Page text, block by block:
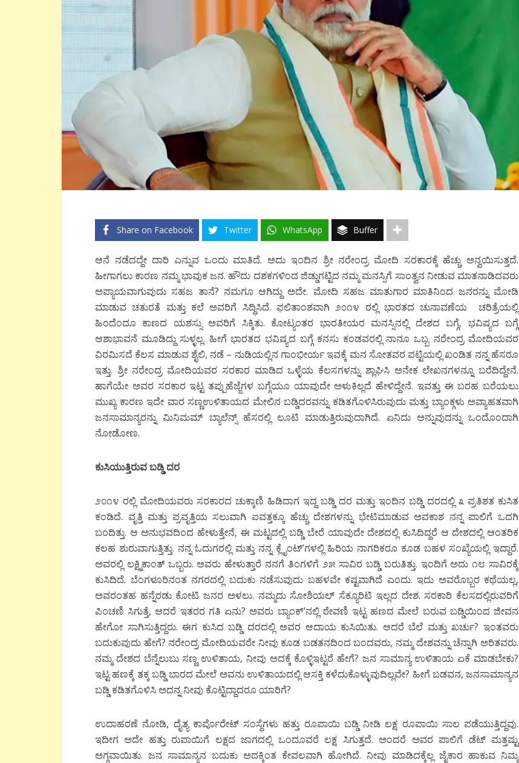
Share on Facebook Twitter WhatsApp Buffer
ಆನೆ ನಡೆದದ್ದೇ ದಾರಿ ಎನ್ನುವ ಒಂದು ಮಾತಿದೆ. ಅದು ಇಂದಿನ ಶ್ರೀ ನರೇಂದ್ರ ಮೋದಿ ಸರಕಾರಕ್ಕೆ ಹೆಚ್ಚು ಅನ್ವಯಿಸುತ್ತದೆ.
ಹೀಗಾಗಲು ಕಾರಣ ನಮ್ಮ ಭಾವುಕ ಜನ. ಹೌದು ದಶಕಗಳಿಂದ ಜಿಡ್ಡುಗಟ್ಟಿದ ನಮ್ಮ ಮನಸ್ಸಿಗೆ ಸಾಂತ್ವನ ನೀಡುವ ಮಾತನಾಡಿದವರು
ಅಪ್ಯಾಯವಾಗುವುದು ಸಹಜ ತಾನೆ? ನಮಗೂ ಆಗಿದ್ದು ಅದೇ. ಮೋದಿ ಸಹಜ ಮಾತುಗಾರ ಮಾತಿನಿಂದ ಜನರನ್ನು ಮೋಡಿ
ಮಾಡುವ ಚತುರತೆ ಮತ್ತು ಕಲೆ ಅವರಿಗೆ ಸಿದ್ಧಿಸಿದೆ. ಫಲಿತಾಂಶವಾಗಿ ೨೦೧೪ ರಲ್ಲಿ ಭಾರತದ ಚುನಾವಣೆಯ ಚರಿತ್ರೆಯಲ್ಲಿ
ಹಿಂದೆಂದೂ ಕಾಣದ ಯಶಸ್ಸು ಅವರಿಗೆ ಸಿಕ್ಕಿತು. ಕೋಟ್ಯಂತರ ಭಾರತೀಯರ ಮನಸ್ಸಿನಲ್ಲಿ ದೇಶದ ಬಗ್ಗೆ, ಭವಿಷ್ಯದ ಬಗ್ಗೆ
ಆಶಾಭಾವನೆ ಮೂಡಿದ್ದು ಸುಳ್ಳಲ್ಲ. ಹೀಗೆ ಭಾರತದ ಭವಿಷ್ಯದ ಬಗ್ಗೆ ಕನಸು ಕಂಡವರಲ್ಲಿ ನಾನೂ ಒಬ್ಬ. ನರೇಂದ್ರ ಮೋದಿಯವರ
ವಿರಮಿಸದೆ ಕೆಲಸ ಮಾಡುವ ಶೈಲಿ, ನಡೆ – ನುಡಿಯಲ್ಲಿನ ಗಾಂಭೀರ್ಯ ಇವಕ್ಕೆ ಮನ ಸೋತವರ ಪಟ್ಟಿಯಲ್ಲಿ ಖಂಡಿತ ನನ್ನ ಹೆಸರೂ
ಇತ್ತು. ಶ್ರೀ ನರೇಂದ್ರ ಮೋದಿಯವರ ಸರಕಾರ ಮಾಡಿದ ಒಳ್ಳೆಯ ಕೆಲಸಗಳನ್ನು ಶ್ಲಾಘಿಸಿ ಅನೇಕ ಲೇಖನಗಳನ್ನೂ ಬರೆದಿದ್ದೇನೆ.
ಹಾಗೆಯೇ ಅವರ ಸರಕಾರ ಇಟ್ಟ ತಪ್ಪುಹೆಜ್ಜೆಗಳ ಬಗ್ಗೆಯೂ ಯಾವುದೇ ಅಳುಕಿಲ್ಲದೆ ಹೇಳಿದ್ದೇನೆ. ಇವತ್ತು ಈ ಬರಹ ಬರೆಯಲು
ಮುಖ್ಯ ಕಾರಣ ಇದೇ ವಾರ ಸಣ್ಣಉಳಿತಾಯದ ಮೇಲಿನ ಬಡ್ಡಿದರವನ್ನು ಕಡಿತಗೊಳಿಸಿರುವುದು ಮತ್ತು ಬ್ಯಾಂಕ್ಗಳು ಅವ್ಯಾಹತವಾಗಿ
ಜನಸಾಮಾನ್ಯರನ್ನು ಮಿನಿಮಮ್ ಬ್ಯಾಲೆನ್ಸ್ ಹೆಸರಲ್ಲಿ ಲೂಟಿ ಮಾಡುತ್ತಿರುವುದಾಗಿದೆ. ಏನಿದು ಅನ್ನುವುದನ್ನು ಒಂದೊಂದಾಗಿ
ನೋಡೋಣ.
ಕುಸಿಯುತ್ತಿರುವ ಬಡ್ಡಿ ದರ
೨೦೧೪ ರಲ್ಲಿ ಮೋದಿಯವರು ಸರಕಾರದ ಚುಕ್ಕಾಣಿ ಹಿಡಿದಾಗ ಇದ್ದ ಬಡ್ಡಿ ದರ ಮತ್ತು ಇಂದಿನ ಬಡ್ಡಿ ದರದಲ್ಲಿ ೩ ಪ್ರತಿಶತ ಕುಸಿತ
ಕಂಡಿದೆ. ವೃತ್ತಿ ಮತ್ತು ಪ್ರವೃತ್ತಿಯ ಸಲುವಾಗಿ ಐವತ್ತಕ್ಕೂ ಹೆಚ್ಚು ದೇಶಗಳನ್ನು ಭೇಟಿಮಾಡುವ ಅವಕಾಶ ನನ್ನ ಪಾಲಿಗೆ ಒದಗಿ
ಬಂದಿತ್ತು. ಆ ಅನುಭವದಿಂದ ಹೇಳುತ್ತೇನೆ, ಈ ಮಟ್ಟದಲ್ಲಿ ಬಡ್ಡಿ ಬೇರೆ ಯಾವುದೇ ದೇಶದಲ್ಲಿ ಕುಸಿದಿದ್ದರೆ ಆ ದೇಶದಲ್ಲಿ ಆಂತರಿಕ
ಕಲಹ ಶುರುವಾಗುತ್ತಿತ್ತು. ನನ್ನ ಓದುಗರಲ್ಲಿ ಮತ್ತು ನನ್ನ ಕ್ಲೈಂಟ್’ಗಳಲ್ಲಿ ಹಿರಿಯ ನಾಗರಿಕರೂ ಕೂಡ ಬಹಳ ಸಂಖ್ಯೆಯಲ್ಲಿ ಇದ್ದಾರೆ.
ಅವರಲ್ಲಿ ಲಕ್ಷ್ಮಿಕಾಂತ್ ಒಬ್ಬರು. ಅವರು ಹೇಳುತ್ತಾರೆ ನನಗೆ ತಿಂಗಳಿಗೆ ೨೫ ಸಾವಿರ ಬಡ್ಡಿ ಬರುತಿತ್ತು. ಇಂದಿಗೆ ಅದು ೧೮ ಸಾವಿರಕ್ಕೆ
ಕುಸಿದಿದೆ. ಬೆಂಗಳೂರಿನಂತ ನಗರದಲ್ಲಿ ಬದುಕು ನಡೆಸುವುದು ಬಹಳವೇ ಕಷ್ಟವಾಗಿದೆ ಎಂದು. ಇದು ಅವರೊಬ್ಬರ ಕಥೆಯಲ್ಲ,
ಅವರಂತಹ ಹನ್ನೆರಡು ಕೋಟಿ ಜನರ ಅಳಲು. ನಮ್ಮದು ಸೋಶಿಯಲ್ ಸೆಕ್ಯೂರಿಟಿ ಇಲ್ಲದ ದೇಶ. ಸರಕಾರಿ ಕೆಲಸದಲ್ಲಿರುವರಿಗೆ
ಪಿಂಚಣಿ ಸಿಗುತ್ತೆ, ಆದರೆ ಇತರರ ಗತಿ ಏನು? ಅವರು ಬ್ಯಾಂಕ್’ನಲ್ಲಿ ಠೇವಣಿ ಇಟ್ಟ ಹಣದ ಮೇಲೆ ಬರುವ ಬಡ್ಡಿಯಿಂದ ಜೀವನ
ಹೇಗೋ ಸಾಗಿಸುತ್ತಿದ್ದರು. ಈಗ ಕುಸಿದ ಬಡ್ಡಿ ದರದಲ್ಲಿ ಅವರ ಆದಾಯ ಕುಸಿಯಿತು. ಆದರೆ ಬೆಲೆ ಮತ್ತು ಖರ್ಚು? ಇಂತವರು
ಬದುಕುವುದು ಹೇಗೆ? ನರೇಂದ್ರ ಮೋದಿಯವರೇ ನೀವು ಕೂಡ ಬಡತನದಿಂದ ಬಂದವರು, ನಮ್ಮ ದೇಶವನ್ನು ಚೆನ್ನಾಗಿ ಅರಿತವರು.
ನಮ್ಮ ದೇಶದ ಬೆನ್ನೆಲುಬು ಸಣ್ಣ ಉಳಿತಾಯ, ನೀವು ಅದಕ್ಕೆ ಕೊಳ್ಳಿಇಟ್ಟರೆ ಹೇಗೆ? ಜನ ಸಾಮಾನ್ಯ ಉಳಿತಾಯ ಏಕೆ ಮಾಡಬೇಕು?
ಇಟ್ಟ ಹಣಕ್ಕೆ ತಕ್ಕ ಬಡ್ಡಿ ಬಾರದ ಮೇಲೆ ಅವನು ಉಳಿತಾಯದಲ್ಲಿ ಆಸಕ್ತಿ ಕಳೆದುಕೊಳ್ಳುವುದಿಲ್ಲವೇ? ಹೀಗೆ ಬಡವನ, ಜನಸಾಮಾನ್ಯನ
ಬಡ್ಡಿ ಕಡಿತಗೊಳಿಸಿ ಅದನ್ನ ನೀವು ಕೊಟ್ಟಿದ್ದಾದರೂ ಯಾರಿಗೆ?
ಉದಾಹರಣೆ ನೋಡಿ, ದೈತ್ಯ ಕಾರ್ಪೊರೇಟ್ ಸಂಸ್ಥೆಗಳು ಹತ್ತು ರೂಪಾಯಿ ಬಡ್ಡಿ ನೀಡಿ ಲಕ್ಷ ರೂಪಾಯಿ ಸಾಲ ಪಡೆಯುತ್ತಿದ್ದವು.
ಇದೀಗ ಅದೇ ಹತ್ತು ರುಪಾಯಿಗೆ ಲಕ್ಷದ ಜಾಗದಲ್ಲಿ ಒಂದೂವರೆ ಲಕ್ಷ ಸಿಗುತ್ತದೆ. ಅಂದರೆ ಅವರ ಪಾಲಿಗೆ ಡೆಟ್ ಮತ್ತಷ್ಟು
ಅಗ್ಗವಾಯಿತು. ಜನ ಸಾಮಾನ್ಯನ ಬದುಕು ಅದಕ್ಕಿಂತ ಕೇವಲವಾಗಿ ಹೋಗಿದೆ. ನೀವು ಮಾಡಿದಕ್ಕೆಲ್ಲ ಜೈಕಾರ ಹಾಕುವ ನಿಮ್ಮ